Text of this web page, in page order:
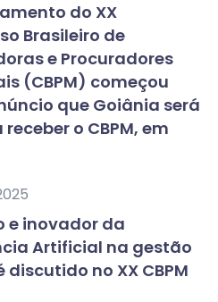
do XX
Brasileiro de
e Procuradores
(CBPM) começou
que Goiânia será
o CBPM, em
e inovador da
Artificial na gestão
discutido no XX CBPM